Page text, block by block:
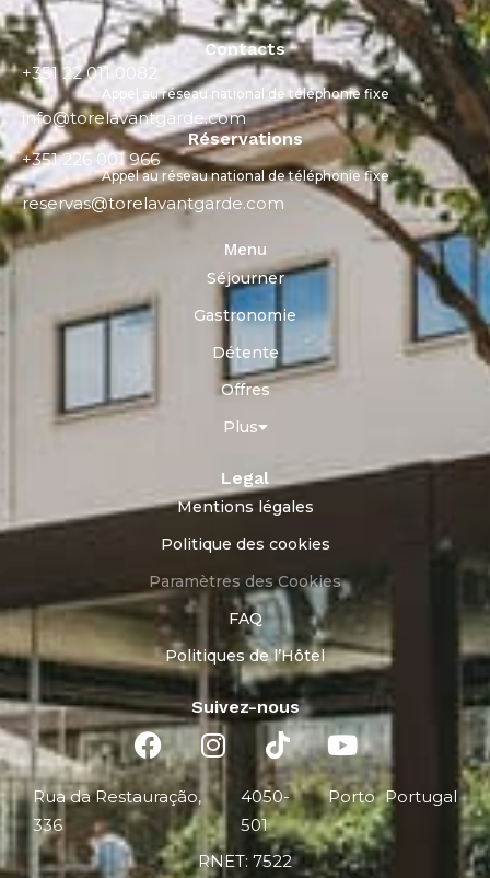
Contacts
+351 22 011 0082
Appel au réseau national de téléphonie fixe
info@torelavantgarde.com
Réservations
+351 226 001 966
Appel au réseau national de téléphonie fixe
reservas@torelavantgarde.com
Menu
Séjourner
Gastronomie
Détente
Offres
Plus
Legal
Mentions légales
Politique des cookies
Paramètres des Cookies
FAQ
Politiques de l’Hôtel
Suivez-nous
Rua da Restauração,
336
4050-
501
Porto Portugal
RNET: 7522